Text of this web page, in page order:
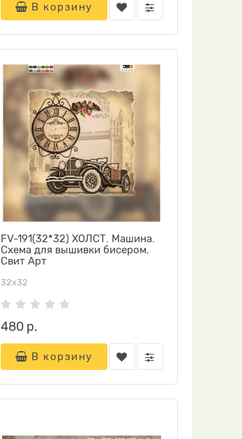
В корзину
FV-191(32*32) ХОЛСТ. Машина.
Схема для вышивки бисером.
Свит Арт
32х32
480 р.
В корзину